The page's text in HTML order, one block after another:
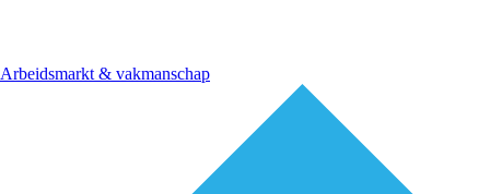
Arbeidsmarkt & vakmanschap